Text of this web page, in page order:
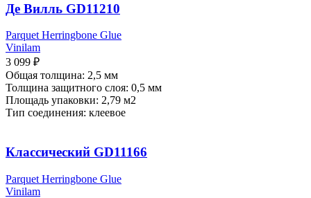
Де Вилль GD11210
Parquet Herringbone Glue
Vinilam
3 099 ₽
Общая толщина: 2,5 мм
Толщина защитного слоя: 0,5 мм
Площадь упаковки: 2,79 м2
Тип соединения: клеевое
Классический GD11166
Parquet Herringbone Glue
Vinilam